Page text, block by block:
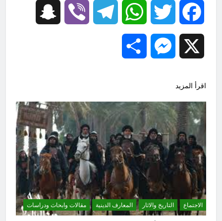
Facebook
Twitter
WhatsApp
Telegram
Viber
Messenger
اقرأ المزيد
الاجتماع التاريخ والاثار المعارف الدينية مقالات وابحاث ودراسات